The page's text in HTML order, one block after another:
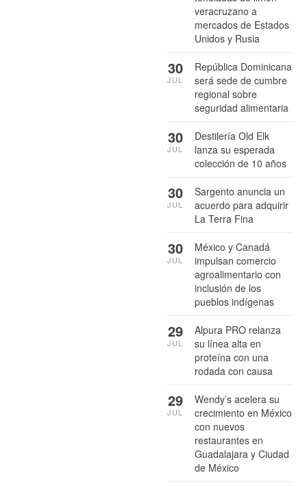
veracruzano a
mercados de Estados
Unidos y Rusia
República Dominicana
será sede de cumbre
regional sobre
seguridad alimentaria
30
JUL
Destilería Old Elk
lanza su esperada
colección de 10 años
30
JUL
Sargento anuncia un
acuerdo para adquirir
La Terra Fina
30
JUL
México y Canadá
impulsan comercio
agroalimentario con
inclusión de los
pueblos indígenas
30
JUL
Alpura PRO relanza
su línea alta en
proteína con una
rodada con causa
29
JUL
Wendy’s acelera su
crecimiento en México
con nuevos
restaurantes en
Guadalajara y Ciudad
de México
29
JUL